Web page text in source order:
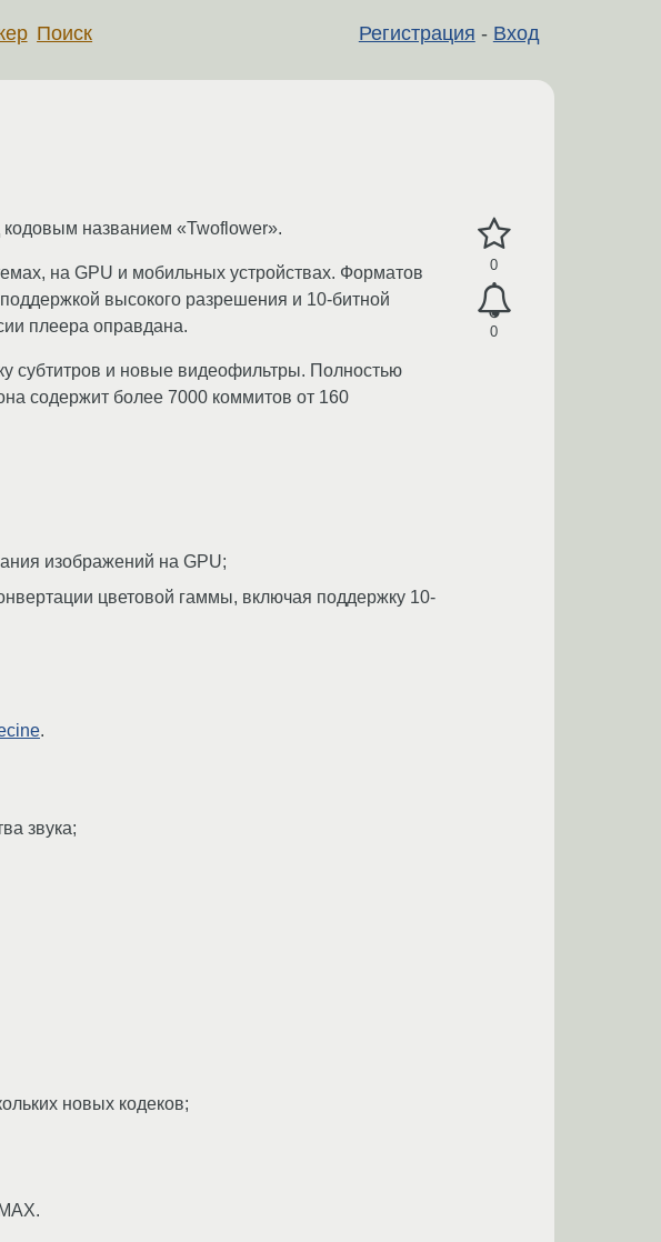
Регистрация - Вход
Поиск
0
0
названием «Twoflower».
на GPU и мобильных устройствах. Форматов
высокого разрешения и 10-битной
плеера оправдана.
субтитров и новые видеофильтры. Полностью
содержит более 7000 коммитов от 160
изображений на GPU;
цветовой гаммы, включая поддержку 10-
.
звука;
новых кодеков;